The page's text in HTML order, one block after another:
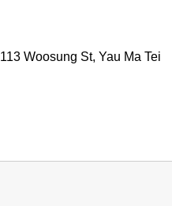
113 Woosung St, Yau Ma Tei